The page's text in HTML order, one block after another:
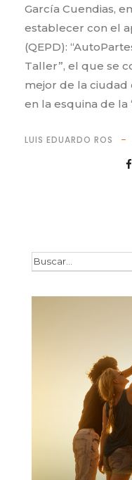
García Cuendias,
establecer con el
(QEPD):
Taller”, el que se
mejor de la ciudad
en la esquina de la
LUIS EDUARDO ROS
Buscar